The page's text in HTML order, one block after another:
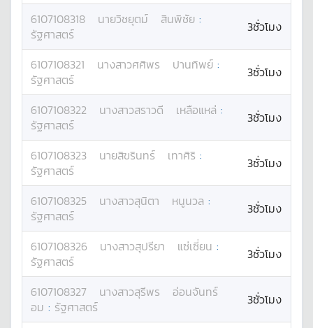
6107108318 นายวิชยุตม์ สินพิชัย :
รัฐศาสตร์
3ชั่วโมง
6107108321 นางสาวศศิพร ปานทิพย์ :
รัฐศาสตร์
3ชั่วโมง
6107108322 นางสาวสราวดี เหลือแหล่ :
รัฐศาสตร์
3ชั่วโมง
6107108323 นายสิขรินทร์ เทาศิริ :
รัฐศาสตร์
3ชั่วโมง
6107108325 นางสาวสุนิตา หนูนวล :
รัฐศาสตร์
3ชั่วโมง
6107108326 นางสาวสุปรียา แซ่เซี่ยน :
รัฐศาสตร์
3ชั่วโมง
6107108327 นางสาวสุรีพร
อ่อนจันทร์
อม : รัฐศาสตร์ 3ชั่วโมง